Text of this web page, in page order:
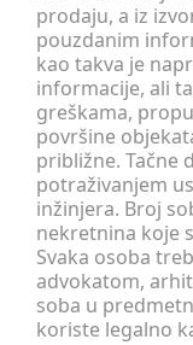
prodaju, a iz
pouzdanim
kao takva je
informacije, ali
greškama,
površine
približne. Tačne
potraživanjem
inžinjera. Broj
nekretnina koje
Svaka osoba
advokatom,
soba u
koriste legalno